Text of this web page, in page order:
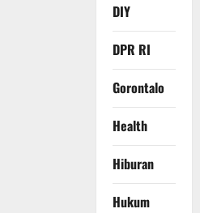
DIY
DPR RI
Gorontalo
Health
Hiburan
Hukum